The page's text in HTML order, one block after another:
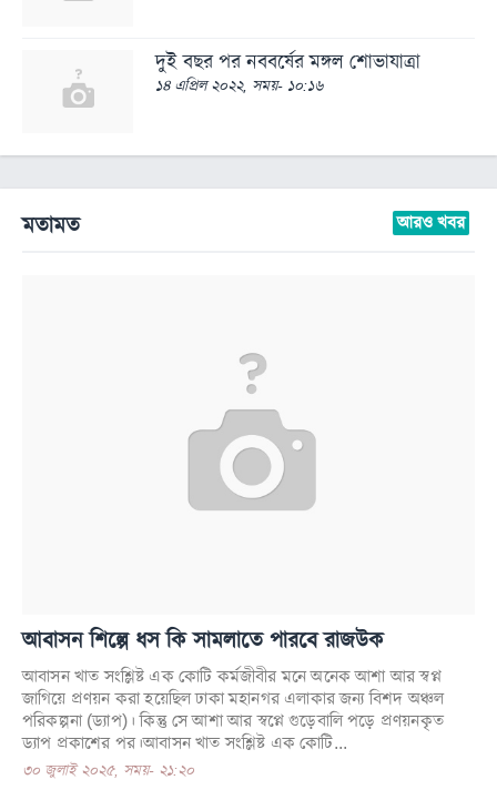
দুই বছর পর নববর্ষের মঙ্গল শোভাযাত্রা
১৪ এপ্রিল ২০২২, সময়- ১০:১৬
মতামত আরও খবর
আবাসন শিল্পে ধস কি সামলাতে পারবে রাজউক
আবাসন খাত সংশ্লিষ্ট এক কোটি কর্মজীবীর মনে অনেক আশা আর স্বপ্ন
জাগিয়ে প্রণয়ন করা হয়েছিল ঢাকা মহানগর এলাকার জন্য বিশদ অঞ্চল
পরিকল্পনা (ড্যাপ)। কিন্তু সে আশা আর স্বপ্নে গুড়েবালি পড়ে প্রণয়নকৃত
ড্যাপ প্রকাশের পর।আবাসন খাত সংশ্লিষ্ট এক কোটি...
৩০ জুলাই ২০২৫, সময়- ২১:২০